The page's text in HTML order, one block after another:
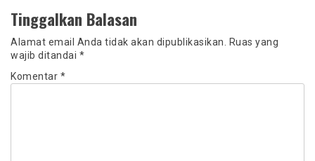
Tinggalkan Balasan
Alamat email Anda tidak akan dipublikasikan.
Ruas yang
wajib ditandai *
Komentar *